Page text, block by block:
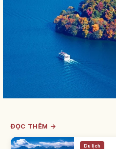
ĐỌC THÊM →
Du lịch